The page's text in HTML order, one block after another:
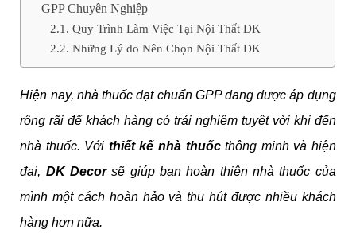
GPP Chuyên Nghiệp
Quy Trình Làm Việc Tại Nội Thất DK
Những Lý do Nên Chọn Nội Thất DK
Hiện nay, nhà thuốc đạt chuẩn GPP đang được áp dụng
rộng rãi để khách hàng có trải nghiệm tuyệt vời khi đến
nhà thuốc. Với thiết kế nhà thuốcthông minh và hiện
đại, DK Decorsẽ giúp bạn hoàn thiện nhà thuốc của
mình một cách hoàn hảo và thu hút được nhiều khách
hàng hơn nữa.